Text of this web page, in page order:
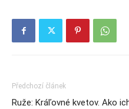
Předchozí článek
Ruže: Kráľovné kvetov. Ako